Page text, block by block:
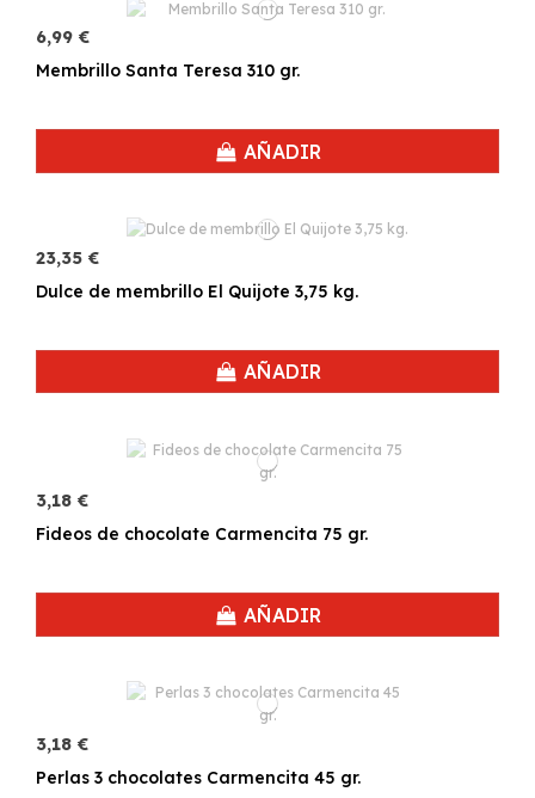
6,99 €
Membrillo Santa Teresa 310 gr.
AÑADIR
23,35 €
Dulce de membrillo El Quijote 3,75 kg.
AÑADIR
3,18 €
Fideos de chocolate Carmencita 75 gr.
AÑADIR
3,18 €
Perlas 3 chocolates Carmencita 45 gr.